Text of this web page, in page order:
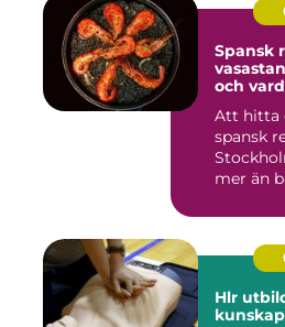
Spansk
vasastan när tapas, grill
och
Att hitta
spansk
mer än
Hlr